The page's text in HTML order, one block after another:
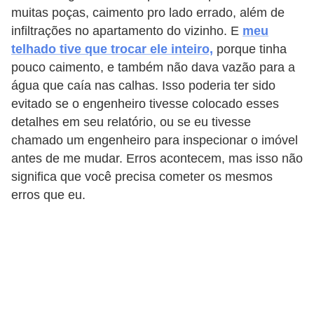
muitas poças, caimento pro lado errado, além de
infiltrações no apartamento do vizinho. E meu
telhado tive que trocar ele inteiro, porque tinha
pouco caimento, e também não dava vazão para a
água que caía nas calhas. Isso poderia ter sido
evitado se o engenheiro tivesse colocado esses
detalhes em seu relatório, ou se eu tivesse
chamado um engenheiro para inspecionar o imóvel
antes de me mudar. Erros acontecem, mas isso não
significa que você precisa cometer os mesmos
erros que eu.
í
l
i
o
s
S
í
n
d